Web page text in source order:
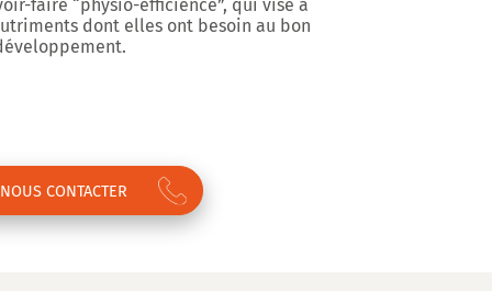
faire “physio-efficience”, qui vise à
dont elles ont besoin au bon
NOUS CONTACTER